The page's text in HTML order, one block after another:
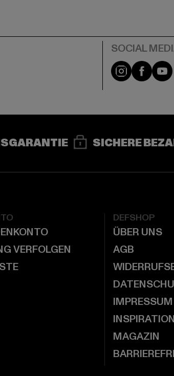
Instagram
SICHERE
VERFOLGEN
DEFSHOP
ÜBER UNS
AGB
IMPRESSUM
INSPIRATION
MAGAZIN